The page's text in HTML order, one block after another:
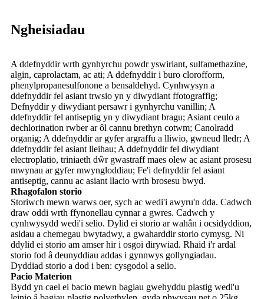
Ngheisiadau
A ddefnyddir wrth gynhyrchu powdr yswiriant, sulfamethazine,
algin, caprolactam, ac ati; A ddefnyddir i buro clorofform,
phenylpropanesulfonone a bensaldehyd. Cynhwysyn a
ddefnyddir fel asiant trwsio yn y diwydiant ffotograffig;
Defnyddir y diwydiant persawr i gynhyrchu vanillin; A
ddefnyddir fel antiseptig yn y diwydiant bragu; Asiant ceulo a
dechlorination rwber ar ôl cannu brethyn cotwm; Canolradd
organig; A ddefnyddir ar gyfer argraffu a lliwio, gwneud lledr; A
ddefnyddir fel asiant lleihau; A ddefnyddir fel diwydiant
electroplatio, triniaeth dŵr gwastraff maes olew ac asiant prosesu
mwynau ar gyfer mwyngloddiau; Fe'i defnyddir fel asiant
antiseptig, cannu ac asiant llacio wrth brosesu bwyd.
Rhagofalon storio
Storiwch mewn warws oer, sych ac wedi'i awyru'n dda. Cadwch
draw oddi wrth ffynonellau cynnar a gwres. Cadwch y
cynhwysydd wedi'i selio. Dylid ei storio ar wahân i ocsidyddion,
asidau a chemegau bwytadwy, a gwaharddir storio cymysg. Ni
ddylid ei storio am amser hir i osgoi dirywiad. Rhaid i'r ardal
storio fod â deunyddiau addas i gynnwys gollyngiadau.
Dyddiad storio a dod i ben: cysgodol a selio.
Pacio Materion
Bydd yn cael ei bacio mewn bagiau gwehyddu plastig wedi'u